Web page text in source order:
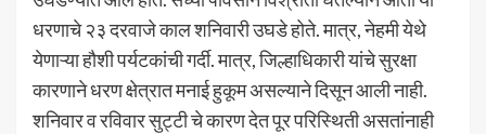
धरणाचे २३ दरवाजे काल शनिवारी उघडे होते. मात्र, नेहमी येथे
येणाऱ्या हौशी पर्यटकांची गर्दी. मात्र, जिल्हाधिकारी यांचे सुरक्षा
कारणाने धरण क्षेत्रात मनाई हुकूम असल्याने दिसून आली नाही.
शनिवार व रविवार सुट्टी चे कारण देत पूर परिस्थिती असतांनाही